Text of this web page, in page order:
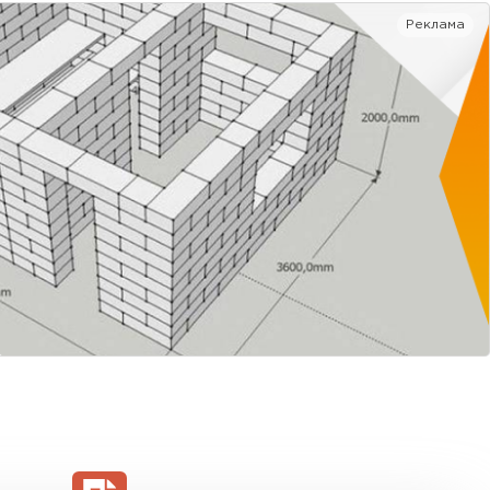
Реклама